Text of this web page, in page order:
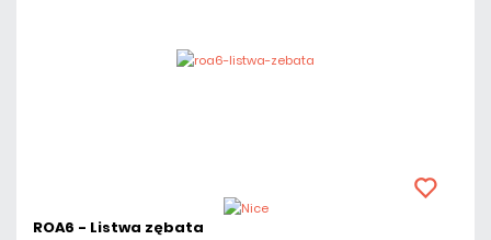
ROA6 - Listwa zębata